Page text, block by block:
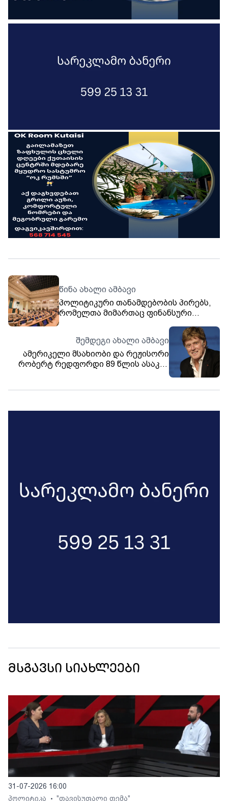
წინა ახალი ამბავი
პოლიტიკური თანამდებობის პირებს,
რომელთა მიმართაც ფინანსური
გამამტყუნებელი განაჩენი დადგება,
ქონებრივი დეკლარაციის წარდგენის
ვალდებულება 30 წლის განმავლობაში
ექნებათ
შემდეგი ახალი ამბავი
ამერიკელი მსახიობი და რეჟისორი
რობერტ რედფორდი 89 წლის ასაკში
მსგავსი სიახლეები
31-07-2026 16:00
პოლიტიკა
• "თავისუფალი თემა"